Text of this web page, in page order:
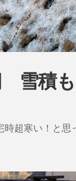
積も
超寒い！と思